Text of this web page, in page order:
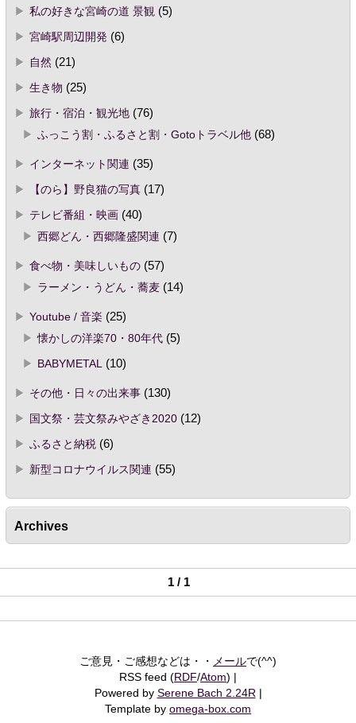
私の好きな宮崎の道 景観(5)
宮崎駅周辺開発(6)
自然 (21)
生き物 (25)
旅行・宿泊・観光地(76)
ふっこう割・ふるさと割・Gotoトラベル他(68)
インターネット関連 (35)
【のら】野良猫の写真(17)
テレビ番組・映画(40)
西郷どん・西郷隆盛関連 (7)
食べ物・美味しいもの(57)
ラーメン・うどん・蕎麦(14)
Youtube / 音楽 (25)
懐かしの洋楽70・80年代(5)
BABYMETAL(10)
その他・日々の出来事(130)
国文祭・芸文祭みやざき2020(12)
ふるさと納税(6)
新型コロナウイルス関連 (55)
Archives
1 / 1
ご意見・ご感想などは・・ メールで(^^)
RSS feed (RDF/Atom)
Powered by Serene Bach 2.24R
Template by omega-box.com